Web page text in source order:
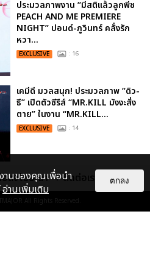
ประมวลภาพงาน “มีสติแล้วลูกพีช
PEACH AND ME PREMIERE
NIGHT” ปอนด์-ภูวินทร์ คลั่งรัก
หวา...
EXCLUSIVE : 16
เคมีดี มวลสนุก! ประมวลภาพ “ดิว-
ธี” เปิดตัวซีรีส์ “MR.KILL มังงะสั่ง
ตาย” ในงาน “MR.KILL...
EXCLUSIVE : 14
ประมวลภาพค่ำคืนแห่งความทรงจำ
ของ ITZY และมิดจีไทย ในวันที่
หัวใจส่องสว่างไปพร้อมกัน
EXCLUSIVE : 11
ลงโฆษณา ติดต่อเรา
All Rights Reserved.
านของคุณเพื่อนำ
อ่านเพิ่มเติม
ตกลง